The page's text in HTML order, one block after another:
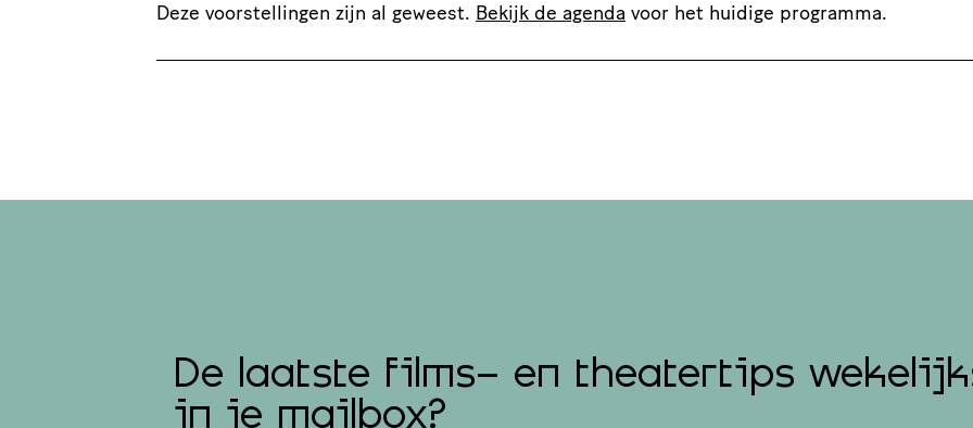
Deze voorstellingen zijn al geweest. Bekijk de agenda voor het huidige programma.
De laatste films- en theatertips
in je mailbox?